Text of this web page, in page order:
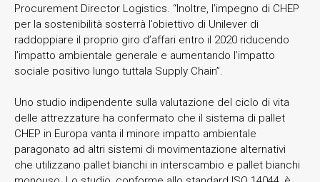
Procurement Director Logistics. “Inoltre, l’impegno di CHEP
per la sostenibilità sosterrà l’obiettivo di Unilever di
raddoppiare il proprio giro d’affari entro il 2020 riducendo
l’impatto ambientale generale e aumentando l’impatto
sociale positivo lungo tuttala Supply Chain”.
Uno studio indipendente sulla valutazione del ciclo di vita
delle attrezzature ha confermato che il sistema di pallet
CHEP in Europa vanta il minore impatto ambientale
paragonato ad altri sistemi di movimentazione alternativi
che utilizzano pallet bianchi in interscambio e pallet bianchi